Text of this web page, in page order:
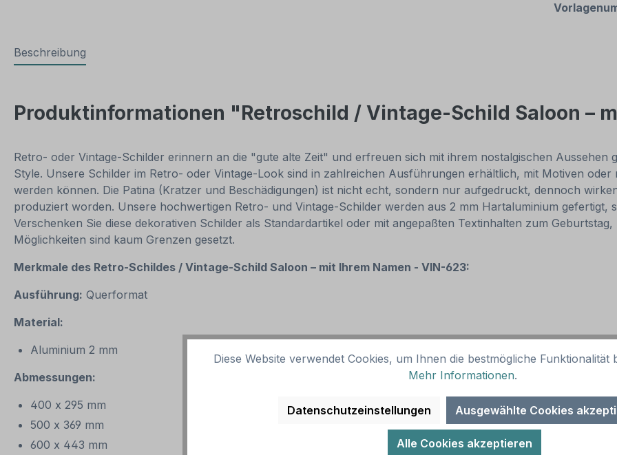
Beschreibung
Produktinformationen "Retroschild / Vintage-Schild Saloon –
Retro- oder Vintage-Schilder erinnern an die "gute alte Zeit" und erfreuen sich mit ihrem nostalgischen Aussehen
Style. Unsere Schilder im Retro- oder Vintage-Look sind in zahlreichen Ausführungen erhältlich, mit Motiven
werden können. Die Patina (Kratzer und Beschädigungen) ist nicht echt, sondern nur aufgedruckt, dennoch
produziert worden. Unsere hochwertigen Retro- und Vintage-Schilder werden aus 2 mm Hartaluminium gefertigt,
Verschenken Sie diese dekorativen Schilder als Standardartikel oder mit angepaßten Textinhalten zum
Möglichkeiten sind kaum Grenzen gesetzt.
Merkmale des Retro-Schildes / Vintage-Schild Saloon – mit Ihrem Namen - VIN-623:
Ausführung: Querformat
Material:
Aluminium 2 mm
Abmessungen:
400 x 295 mm
500 x 369 mm
600 x 443 mm
Diese Website verwendet Cookies, um Ihnen die bestmögliche Funktionalität
Mehr Informationen.
Datenschutzeinstellungen Ausgewählte Cookies
Alle Cookies akzeptieren